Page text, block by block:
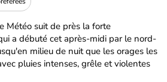
Météo suit de près la forte
a débuté cet après-midi par le nord-
milieu de nuit que les orages les
pluies intenses, grêle et violentes